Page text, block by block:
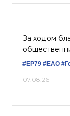
За ходом
#ЕР79 #ЕАО
07.08.26